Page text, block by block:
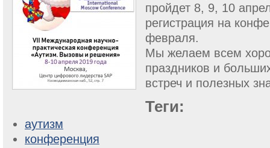
пройдет 8, 9, 10
регистрация на
февраля.
Мы желаем всем
праздников и
встреч и полезных
Теги:
аутизм
конференция